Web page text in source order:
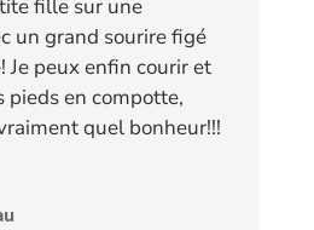
fille sur une
un grand sourire figé
Je peux enfin courir et
pieds en compotte,
quel bonheur!!!